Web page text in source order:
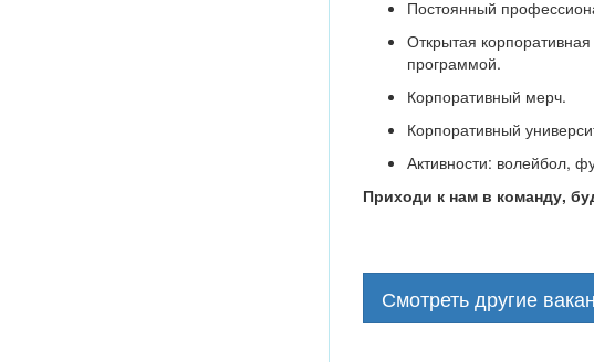
Постоянный
Открытая
программой.
Корпоративный мерч.
Корпоративный
Активности: волейбол,
Приходи к нам в команду,
Смотреть другие